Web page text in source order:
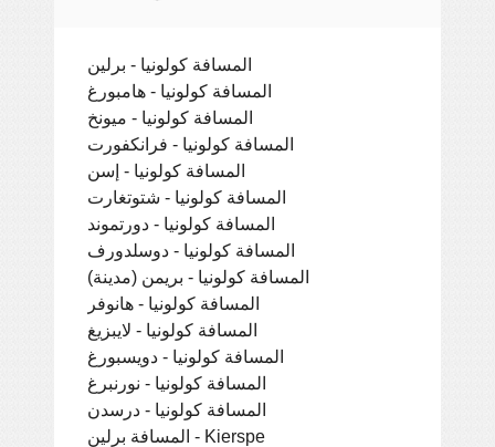
المسافة كولونيا - برلين
المسافة كولونيا - هامبورغ
المسافة كولونيا - ميونخ
المسافة كولونيا - فرانكفورت
المسافة كولونيا - إسن
المسافة كولونيا - شتوتغارت
المسافة كولونيا - دورتموند
المسافة كولونيا - دوسلدورف
المسافة كولونيا - بريمن (مدينة)
المسافة كولونيا - هانوفر
المسافة كولونيا - لايبزيغ
المسافة كولونيا - دويسبورغ
المسافة كولونيا - نورنبرغ
المسافة كولونيا - درسدن
المسافة برلين - Kierspe